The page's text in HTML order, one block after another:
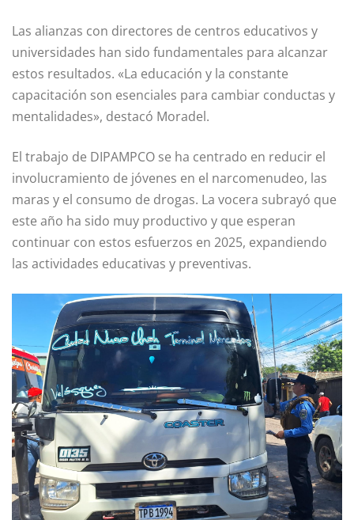
Las alianzas con directores de centros educativos y
universidades han sido fundamentales para alcanzar
estos resultados. «La educación y la constante
capacitación son esenciales para cambiar conductas y
mentalidades», destacó Moradel.
El trabajo de DIPAMPCO se ha centrado en reducir el
involucramiento de jóvenes en el narcomenudeo, las
maras y el consumo de drogas. La vocera subrayó que
este año ha sido muy productivo y que esperan
continuar con estos esfuerzos en 2025, expandiendo
las actividades educativas y preventivas.